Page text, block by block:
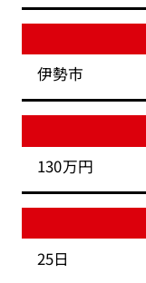
伊勢市
130万円
25日